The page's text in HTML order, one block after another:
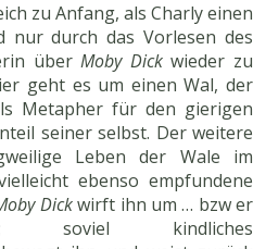
zu Anfang, als Charly einen
nur durch das Vorlesen des
überMoby Dickwieder zu
geht es um einen Wal, der
Metapher für den gierigen
seiner selbst. Der weitere
Leben der Wale im
ebenso empfundene
Dickwirft ihn um … bzw er
soviel kindliches